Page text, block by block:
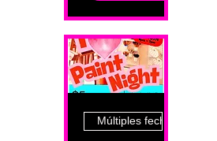
Múltiples fechas